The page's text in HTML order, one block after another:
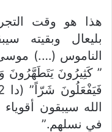
هذا هو وقت
بليعال وبقيته
الناموس (….)
” كَثِيرُونَ يَتَطَهَّرُونَ
الله سيبقون
في نسلهم.”